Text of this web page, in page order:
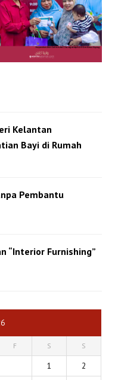
Kelantan
Bayi di Rumah
Pembantu
“Interior Furnishing”
F S S
1
2